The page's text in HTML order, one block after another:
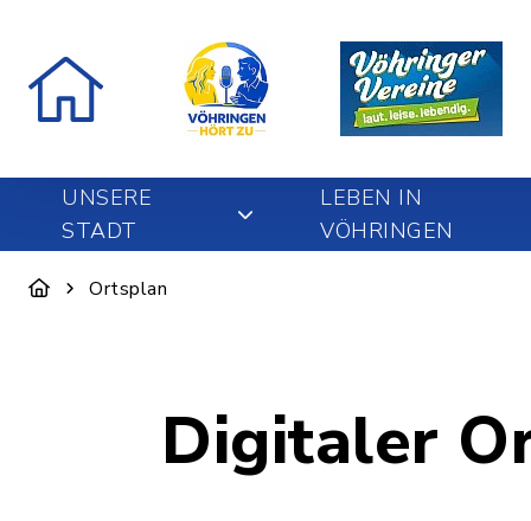
UNSERE
STADT
LEBEN IN
VÖHRINGEN
Ortsplan
Digitaler